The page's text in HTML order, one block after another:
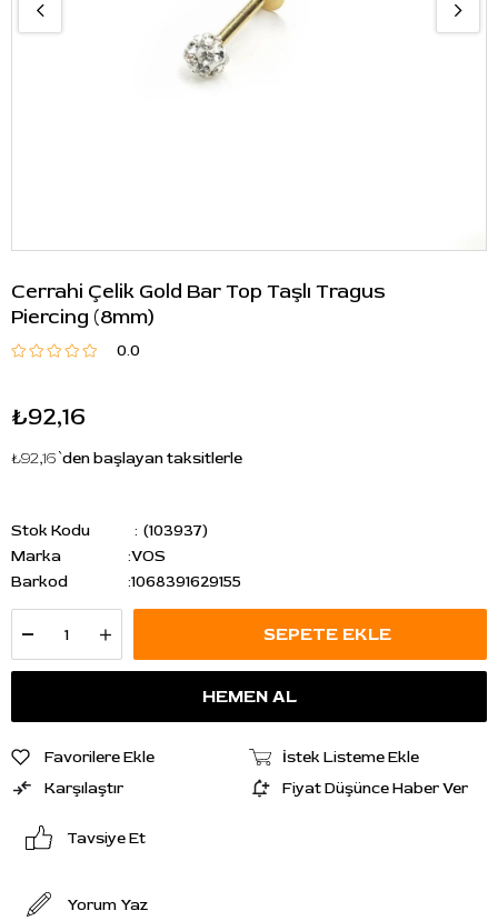
Cerrahi Çelik Gold Bar Top Taşlı Tragus
Piercing (8mm)
0.0
₺92,16
₺92,16`den başlayan taksitlerle
Stok Kodu
(103937)
Marka
:VOS
Barkod
:1068391629155
Favorilere Ekle
İstek Listeme Ekle
Karşılaştır
Fiyat Düşünce Haber Ver
Tavsiye Et
Yorum Yaz